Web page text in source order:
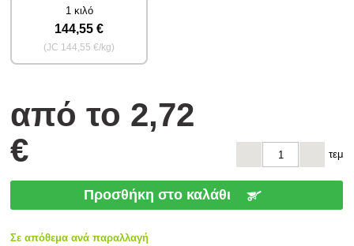
1 κιλό
144,55 €
(JC 144,55 €/kg)
από το 2,72
€
τεμ
Προσθήκη στο καλάθι
Σε απόθεμα ανά παραλλαγή